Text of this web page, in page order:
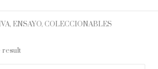
ENSAYO, COLECCIONABLES
result